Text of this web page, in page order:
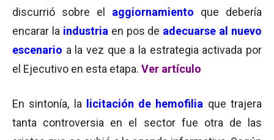
discurrió sobre el aggiornamiento
que debería
encarar la industria en pos de adecuarse al nuevo
escenario a la vez que a la estrategia activada por
el Ejecutivo en esta etapa. Ver artículo
En sintonía, la licitación de hemofilia que trajera
tanta controversia en el sector fue otra de las